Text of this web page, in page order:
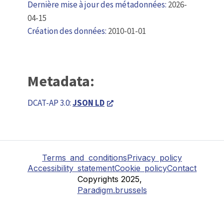
Dernière mise à jour des métadonnées: 2026-
04-15
Création des données: 2010-01-01
Metadata:
DCAT-AP 3.0:JSON LD
Terms and conditionsPrivacy policy
Accessibility statementCookie policyContact
Copyrights 2025,
Paradigm.brussels